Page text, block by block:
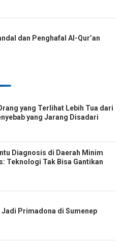
dan Penghafal Al-Qur’an
yang Terlihat Lebih Tua dari
yang Jarang Disadari
Diagnosis di Daerah Minim
Teknologi Tak Bisa Gantikan
Jadi Primadona di Sumenep